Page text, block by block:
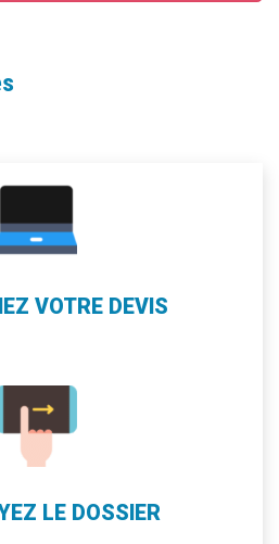
VOTRE DEVIS
LE DOSSIER